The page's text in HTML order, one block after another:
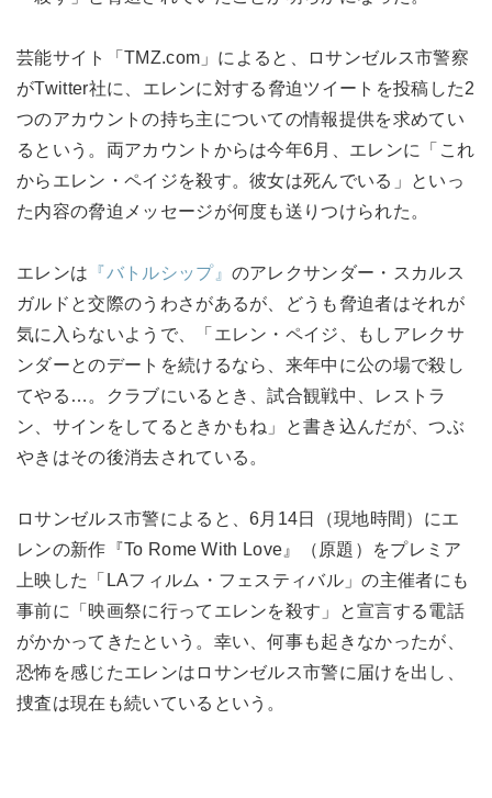
芸能サイト「TMZ.com」によると、ロサンゼルス市警察
がTwitter社に、エレンに対する脅迫ツイートを投稿した2
つのアカウントの持ち主についての情報提供を求めてい
るという。両アカウントからは今年6月、エレンに「これ
からエレン・ペイジを殺す。彼女は死んでいる」といっ
た内容の脅迫メッセージが何度も送りつけられた。
エレンは 『バトルシップ』 のアレクサンダー・スカルス
ガルドと交際のうわさがあるが、どうも脅迫者はそれが
気に入らないようで、「エレン・ペイジ、もしアレクサ
ンダーとのデートを続けるなら、来年中に公の場で殺し
てやる…。クラブにいるとき、試合観戦中、レストラ
ン、サインをしてるときかもね」と書き込んだが、つぶ
やきはその後消去されている。
ロサンゼルス市警によると、6月14日（現地時間）にエ
レンの新作『To Rome With Love』（原題）をプレミア
上映した「LAフィルム・フェスティバル」の主催者にも
事前に「映画祭に行ってエレンを殺す」と宣言する電話
がかかってきたという。幸い、何事も起きなかったが、
恐怖を感じたエレンはロサンゼルス市警に届けを出し、
捜査は現在も続いているという。